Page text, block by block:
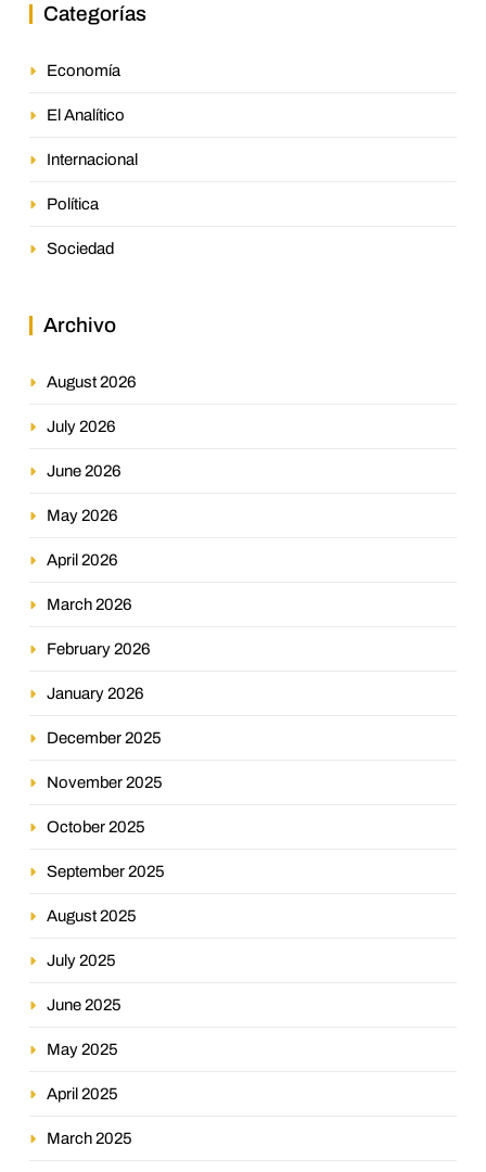
Categorías
Economía
El Analítico
Internacional
Política
Sociedad
Archivo
August 2026
July 2026
June 2026
May 2026
April 2026
March 2026
February 2026
January 2026
December 2025
November 2025
October 2025
September 2025
August 2025
July 2025
June 2025
May 2025
April 2025
March 2025